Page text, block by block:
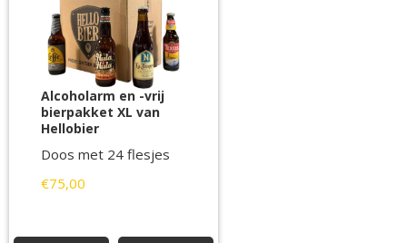
Alcoholarm en -vrij
bierpakket XL van
Hellobier
Doos met 24 flesjes
€75,00